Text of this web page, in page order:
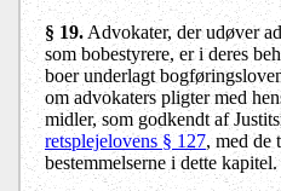
§ 19. Advokater, der udøver
som bobestyrere, er i deres
boer underlagt
om advokaters pligter med
midler, som godkendt af
retsplejelovens § 127, med de
bestemmelserne i dette kapitel.